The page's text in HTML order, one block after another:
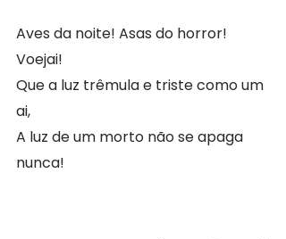
Aves da noite! Asas do horror!
Voejai!
Que a luz trêmula e triste como um
ai,
A luz de um morto não se apaga
nunca!